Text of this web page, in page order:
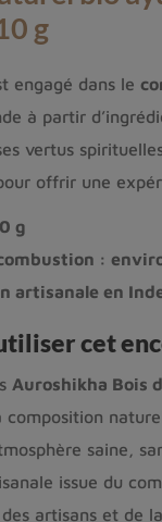
g
engagé dans le
à partir
vertus
offrir une
g
:
artisanale en
cet
Auroshikha Bois
composition
saine,
issue du
artisans et de